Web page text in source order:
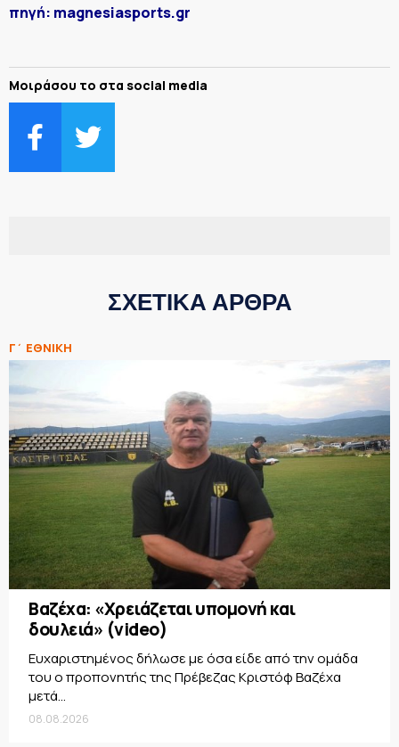
πηγή: magnesiasports.gr
Μοιράσου το στα social media
ΣΧΕΤΙΚΑ ΑΡΘΡΑ
Γ΄ ΕΘΝΙΚΗ
Βαζέχα: «Χρειάζεται υπομονή και
δουλειά» (video)
Ευχαριστημένος δήλωσε με όσα είδε από την ομάδα
του ο προπονητής της Πρέβεζας Κριστόφ Βαζέχα
μετά...
08.08.2026